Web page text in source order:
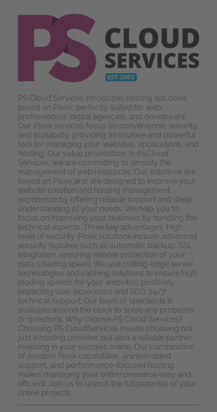
PS Cloud Services introduces hosting solutions
based on Plesk, perfectly suited for web
professionals, digital agencies, and developers.
Our Plesk services focus on convenience, security,
and scalability, providing an intuitive and powerful
tool for managing your websites, applications, and
hosting. Our value proposition: In PSCloud
Services, we are committing to simplify the
management of web resources. Our solutions are
based on Plesk and are designed to improve your
website creation and hosting management
experience by offering reliable support and deep
understanding of your needs. We help you to
focus on improving your business by handling the
technical aspects. Three key advantages: High
level of security: Plesk solutions include advanced
security features such as automatic backup, SSL
integration, ensuring reliable protection of your
data. Loading speed: We use cutting-edge server
technologies and caching solutions to ensure high
loading speeds for your websites, positively
impacting user experience and SEO. 24/7
technical support: Our team of specialists is
available around the clock to solve any problems
or questions. Why choose PS Cloud Services?
Choosing PS CloudServices means choosing not
just a hosting provider, but also a reliable partner,
investing in your success online. Our combination
of modern Plesk capabilities, uninterrupted
support, and performance-focused hosting
makes managing your online presence easy and
efficient. Join us to unlock the full potential of your
online projects.